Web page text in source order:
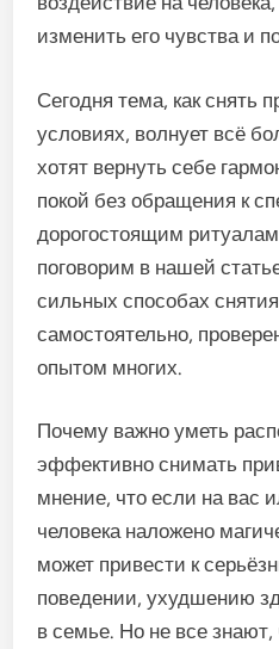
изменить его чувства и
Сегодня тема, как снять
условиях, волнует всё
хотят вернуть себе
покой без обращения к
дорогостоящим
поговорим в нашей
сильных способах
самостоятельно,
опытом многих.
Почему важно уметь
эффективно снимать
мнение, что если на вас
человека наложено
может привести к
поведении, ухудшению
в семье. Но не все знают,